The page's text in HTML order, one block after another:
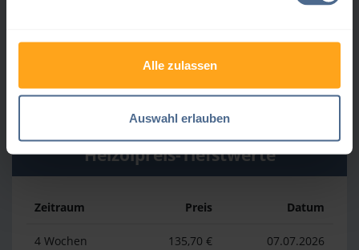
Alle zulassen
Auswahl erlauben
1 Jahr 177,70 € 02.04.2026
Heizölpreis-Tiefstwerte
Zeitraum Preis Datum
4 Wochen 135,70 € 07.07.2026